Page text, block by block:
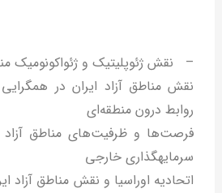
– نقش ژئوپلیتیک و ژئواکونومیک
نقش مناطق آزاد ایران در
روابط درون منطقه‌ای
فرصت‌ها و ظرفیت‌های مناطق
سرمایه‎گذاری خارجی
اتحادیه اوراسیا و نقش مناطق آزاد